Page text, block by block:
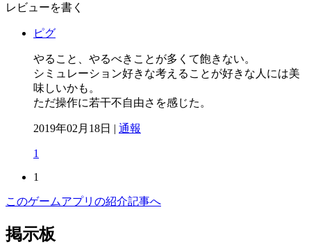
レビューを書く
ピグ
やること、やるべきことが多くて飽きない。
シミュレーション好きな考えることが好きな人には美
味しいかも。
ただ操作に若干不自由さを感じた。
2019年02月18日 | 通報
1
1
このゲームアプリの紹介記事へ
掲示板